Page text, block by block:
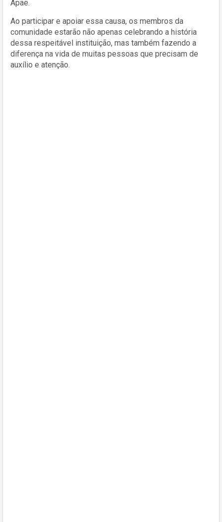
Apae.
Ao participar e apoiar essa causa, os membros da
comunidade estarão não apenas celebrando a história
dessa respeitável instituição, mas também fazendo a
diferença na vida de muitas pessoas que precisam de
auxílio e atenção.